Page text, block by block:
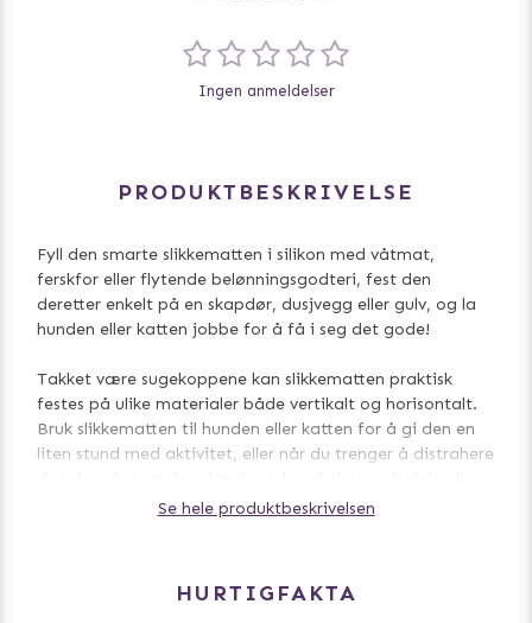
Ingen anmeldelser
PRODUKTBESKRIVELSE
Fyll den smarte slikkematten i silikon med våtmat,
ferskfor eller flytende belønningsgodteri, fest den
deretter enkelt på en skapdør, dusjvegg eller gulv, og la
hunden eller katten jobbe for å få i seg det gode!
Takket være sugekoppene kan slikkematten praktisk
festes på ulike materialer både vertikalt og horisontalt.
Bruk slikkematten til hunden eller katten for å gi den en
liten stund med aktivitet, eller når du trenger å distrahere
kloklipp. Tåler oppvaskmaskin på 40 grader. For bedre
slikkematten – hvis den skulle bli skadet, fjern den
Se hele produktbeskrivelsen
HURTIGFAKTA